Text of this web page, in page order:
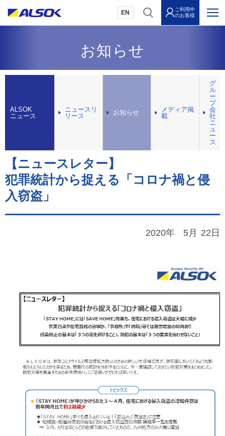
EN
ご利用中
のお客様
お知らせ
ALSOK
ニュース
ニュースリ
リース
お知らせ
メディア掲
載
グ
ル
ー
プ
会
社
ニ
ュ
ー
ス
【ニュースレター】
犯罪統計から捉える「コロナ禍と侵
入窃盗」
2020年 5月 22日